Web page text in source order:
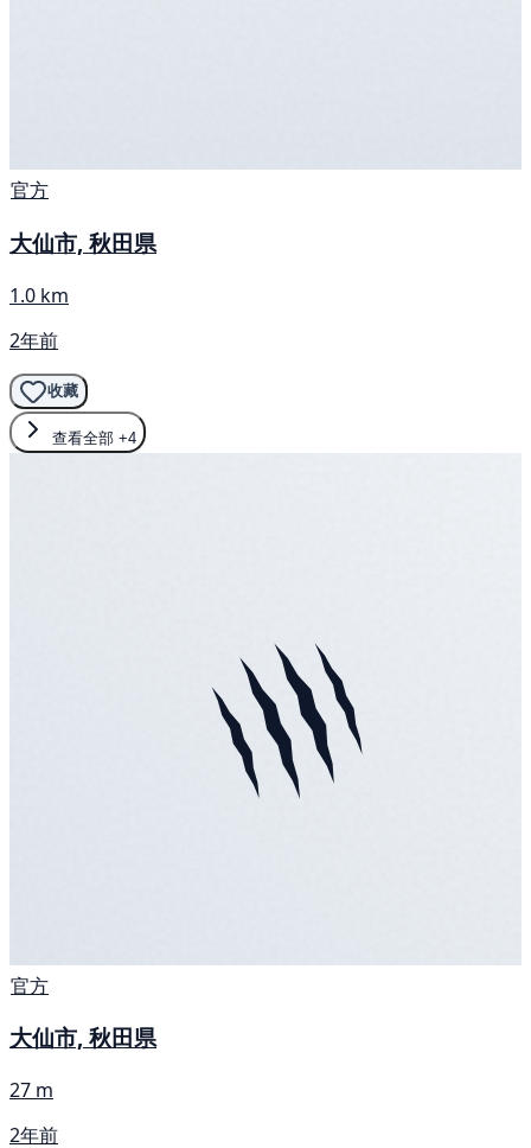
官方
大仙市, 秋田県
1.0 km
2年前
收藏
查看全部 +4
官方
大仙市, 秋田県
27 m
2年前